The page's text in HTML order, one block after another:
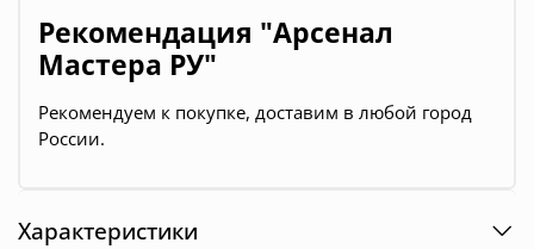
Рекомендация "Арсенал
Мастера РУ"
Рекомендуем к покупке, доставим в любой город
России.
Характеристики